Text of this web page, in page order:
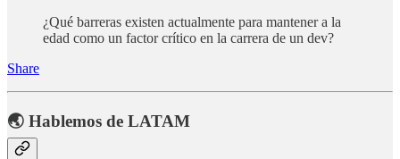
¿Qué barreras existen actualmente para mantener a la
edad como un factor crítico en la carrera de un dev?
Share
🌏 Hablemos de LATAM